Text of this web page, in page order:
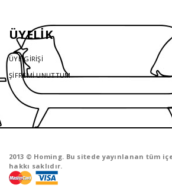
ÜYELİK
ÜYE GİRİŞİ
ŞİFREMİ UNUTTUM
2013 © Homing. Bu sitede yayınlanan tüm
hakkı saklıdır.